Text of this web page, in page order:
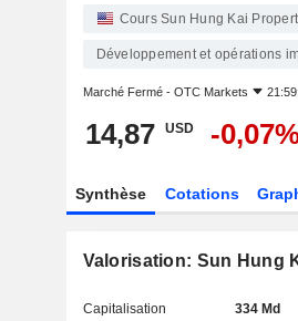
Cours Sun Hung Kai
Développement et opérations
Marché Fermé - OTC Markets
14,87 USD -
Synthèse Cotations
Valorisation: Sun Hung
Capitalisation 334 Md